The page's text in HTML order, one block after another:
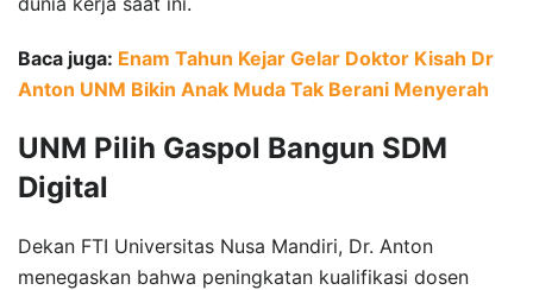
Baca juga: Enam Tahun Kejar Gelar Doktor Kisah Dr
Anton UNM Bikin Anak Muda Tak Berani Menyerah
UNM Pilih Gaspol Bangun SDM
Digital
Dekan FTI Universitas Nusa Mandiri, Dr. Anton
menegaskan bahwa peningkatan kualifikasi dosen